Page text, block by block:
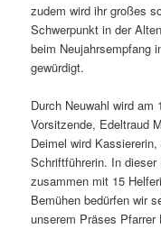
zudem wird ihr großes
Schwerpunkt in der
beim Neujahrsempfang
gewürdigt.
Durch Neuwahl wird am
Vorsitzende, Edeltraud
Deimel wird
Schriftführerin. In
zusammen mit 15
Bemühen bedürfen wir
unserem Präses Pfarrer